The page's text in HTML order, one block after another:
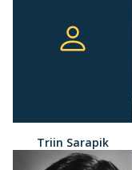
Triin Sarapik